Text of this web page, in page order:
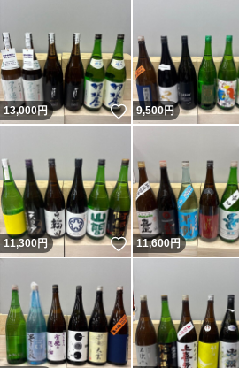
13,000円 いいね！
9,500円
11,300円 いいね！
11,600円